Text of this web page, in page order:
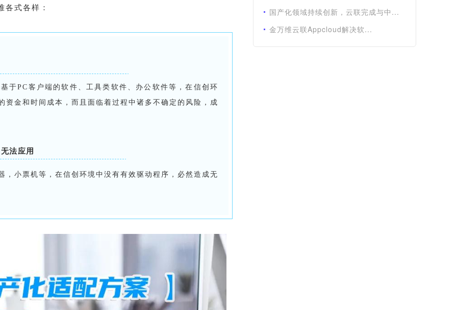
各式各样：
于PC客户端的软件、工具类软件、办公软件等，在信创环
资金和时间成本，而且面临着过程中诸多不确定的风险，成
法应用
，小票机等，在信创环境中没有有效驱动程序，必然造成无
国产化领域持续创新，云联完成与中...
金万维云联Appcloud解决软...